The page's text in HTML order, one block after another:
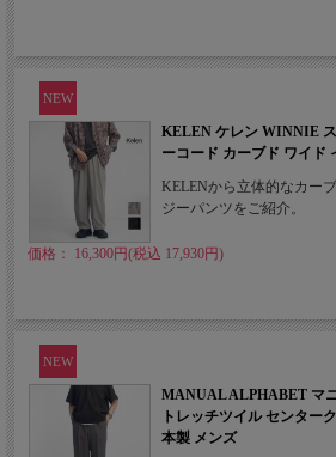
NEW
KELEN ケレン WINNIE
ーコード カーブド ワイド
KELENから立体的なカー
ジーパンツをご紹介。
価格： 16,300円(税込 17,930円)
NEW
MANUAL ALPHABET マ
トレッチツイル センター
本製 メンズ